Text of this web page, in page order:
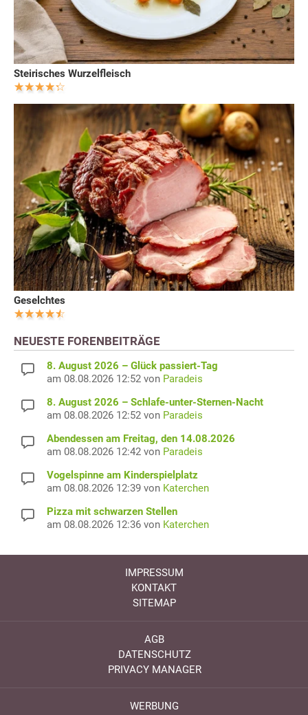
Steirisches Wurzelfleisch
Geselchtes
NEUESTE FORENBEITRÄGE
8. August 2026 – Glück passiert-Tag
am 08.08.2026 12:52 von Paradeis
8. August 2026 – Schlafe-unter-Sternen-Nacht
am 08.08.2026 12:52 von Paradeis
Abendessen am Freitag, den 14.08.2026
am 08.08.2026 12:42 von Paradeis
Vogelspinne am Kinderspielplatz
am 08.08.2026 12:39 von Katerchen
Pizza mit schwarzen Stellen
am 08.08.2026 12:36 von Katerchen
IMPRESSUM
KONTAKT
SITEMAP
AGB
DATENSCHUTZ
PRIVACY MANAGER
WERBUNG